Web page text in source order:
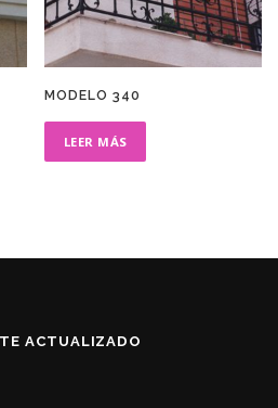
MODELO 340
LEER MÁS
ACTUALIZADO